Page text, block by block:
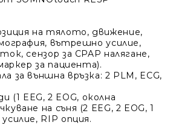
на тялото, движение,
вътрешно усилие,
сензор за CPAP налягане,
за пациента).
за външна връзка: 2 PLM, ECG,
(1 EEG, 2 EOG, околна
на съня (2 EEG, 2 EOG, 1
RIP опция.